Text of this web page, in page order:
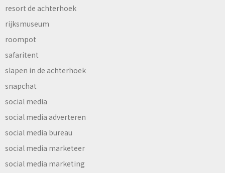
resort de achterhoek
rijksmuseum
roompot
safaritent
slapen in de achterhoek
snapchat
social media
social media adverteren
social media bureau
social media marketeer
social media marketing